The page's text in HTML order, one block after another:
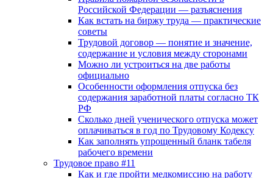
Российской Федерации — разъяснения
Как встать на биржу труда — практические
советы
Трудовой договор — понятие и значение,
содержание и условия между сторонами
Можно ли устроиться на две работы
официально
Особенности оформления отпуска без
содержания заработной платы согласно ТК
РФ
Сколько дней ученического отпуска может
оплачиваться в год по Трудовому Кодексу
Как заполнять упрощенный бланк табеля
рабочего времени
Трудовое право #11
Как и где пройти медкомиссию на работу